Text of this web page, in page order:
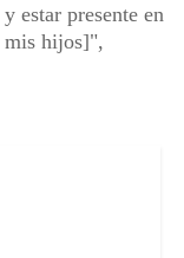
estar presente en
mis hijos]",